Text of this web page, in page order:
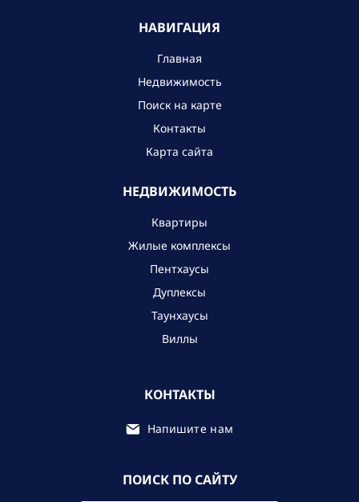
НАВИГАЦИЯ
Главная
Недвижимость
Поиск на карте
Контакты
Карта сайта
НЕДВИЖИМОСТЬ
Квартиры
Жилые комплексы
Пентхаусы
Дуплексы
Таунхаусы
Виллы
КОНТАКТЫ
Напишите нам
ПОИСК ПО САЙТУ